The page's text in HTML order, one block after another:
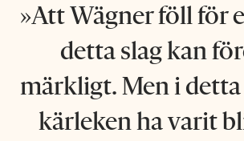
Att Wägner föll för
detta slag kan
märkligt. Men i
kärleken ha varit